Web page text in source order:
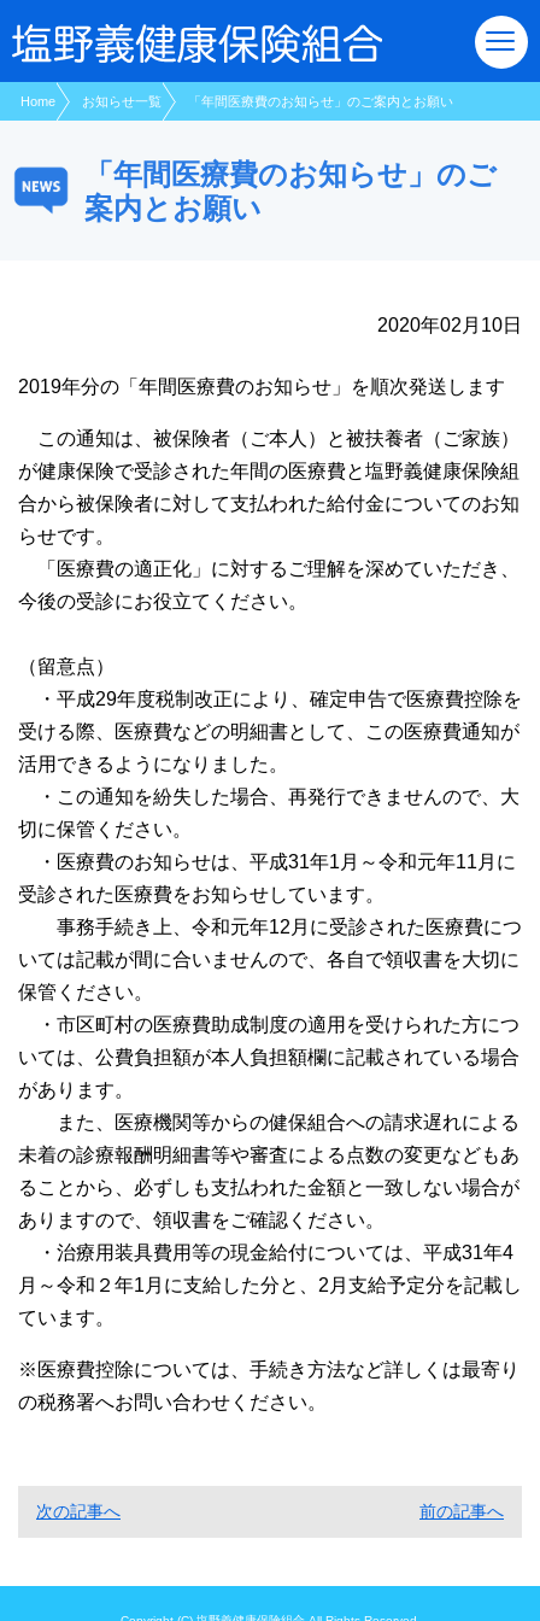
Home お知らせ一覧 「年間医療費のお知らせ」のご案内とお願い
「年間医療費のお知らせ」のご
案内とお願い
2020年02月10日
2019年分の「年間医療費のお知らせ」を順次発送します
この通知は、被保険者（ご本人）と被扶養者（ご家族）
が健康保険で受診された年間の医療費と塩野義健康保険組
合から被保険者に対して支払われた給付金についてのお知
らせです。
「医療費の適正化」に対するご理解を深めていただき、
今後の受診にお役立てください。
（留意点）
・平成29年度税制改正により、確定申告で医療費控除を
受ける際、医療費などの明細書として、この医療費通知が
活用できるようになりました。
・この通知を紛失した場合、再発行できませんので、大
切に保管ください。
・医療費のお知らせは、平成31年1月～令和元年11月に
受診された医療費をお知らせしています。
事務手続き上、令和元年12月に受診された医療費につ
いては記載が間に合いませんので、各自で領収書を大切に
保管ください。
・市区町村の医療費助成制度の適用を受けられた方につ
いては、公費負担額が本人負担額欄に記載されている場合
があります。
また、医療機関等からの健保組合への請求遅れによる
未着の診療報酬明細書等や審査による点数の変更などもあ
ることから、必ずしも支払われた金額と一致しない場合が
ありますので、領収書をご確認ください。
・治療用装具費用等の現金給付については、平成31年4
月～令和２年1月に支給した分と、2月支給予定分を記載し
ています。
※医療費控除については、手続き方法など詳しくは最寄り
の税務署へお問い合わせください。
次の記事へ 前の記事へ